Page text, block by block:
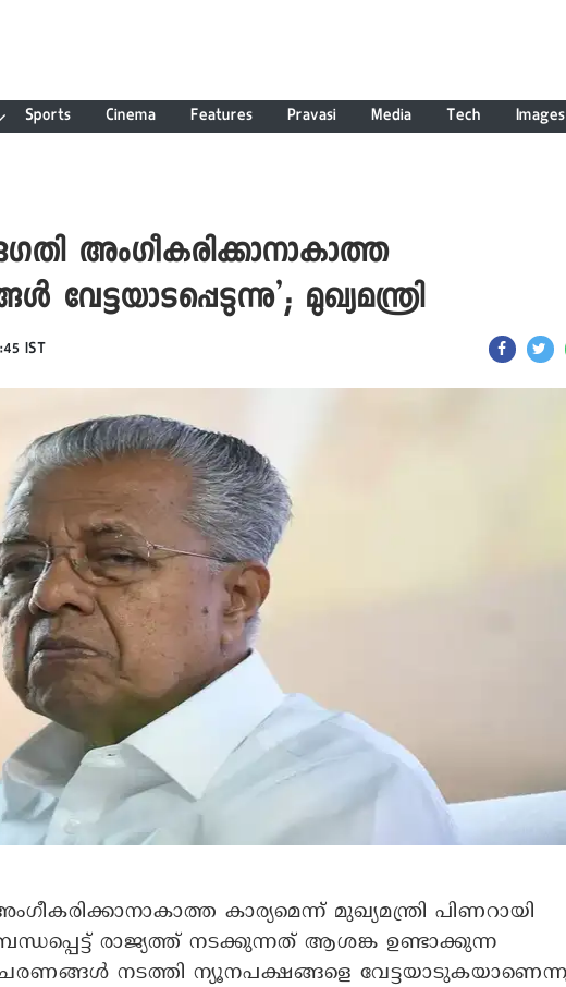
Sports Cinema Features Pravasi Media Tech Images
അംഗീകരിക്കാനാകാത്ത
വേട്ടയാടപ്പെടുന്നു’; മുഖ്യമന്ത്രി
IST
കാര്യമെന്ന് മുഖ്യമന്ത്രി പിണറായി
രാജ്യത്ത് നടക്കുന്നത് ആശങ്ക ഉണ്ടാക്കുന്ന
നടത്തി ന്യൂനപക്ഷങ്ങളെ